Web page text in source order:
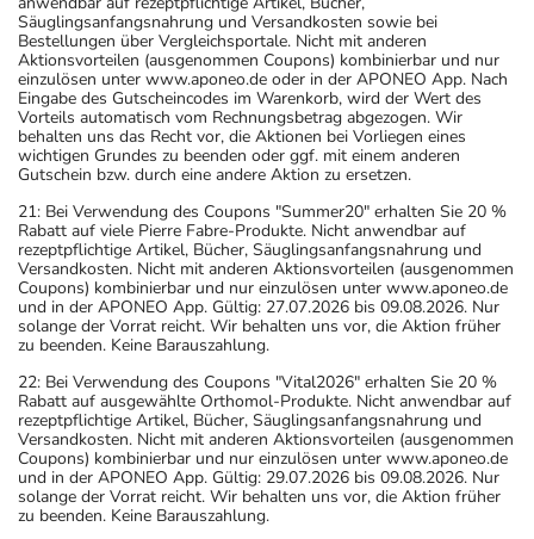
Säuglingsanfangsnahrung und Versandkosten sowie bei
Bestellungen über Vergleichsportale. Nicht mit anderen
Aktionsvorteilen (ausgenommen Coupons) kombinierbar und nur
einzulösen unter www.aponeo.de oder in der APONEO App. Nach
Eingabe des Gutscheincodes im Warenkorb, wird der Wert des
Vorteils automatisch vom Rechnungsbetrag abgezogen. Wir
behalten uns das Recht vor, die Aktionen bei Vorliegen eines
wichtigen Grundes zu beenden oder ggf. mit einem anderen
Gutschein bzw. durch eine andere Aktion zu ersetzen.
21: Bei Verwendung des Coupons "Summer20" erhalten Sie 20 %
Rabatt auf viele Pierre Fabre-Produkte. Nicht anwendbar auf
rezeptpflichtige Artikel, Bücher, Säuglingsanfangsnahrung und
Versandkosten. Nicht mit anderen Aktionsvorteilen (ausgenommen
Coupons) kombinierbar und nur einzulösen unter www.aponeo.de
und in der APONEO App. Gültig: 27.07.2026 bis 09.08.2026. Nur
solange der Vorrat reicht. Wir behalten uns vor, die Aktion früher
zu beenden. Keine Barauszahlung.
22: Bei Verwendung des Coupons "Vital2026" erhalten Sie 20 %
Rabatt auf ausgewählte Orthomol-Produkte. Nicht anwendbar auf
rezeptpflichtige Artikel, Bücher, Säuglingsanfangsnahrung und
Versandkosten. Nicht mit anderen Aktionsvorteilen (ausgenommen
Coupons) kombinierbar und nur einzulösen unter www.aponeo.de
und in der APONEO App. Gültig: 29.07.2026 bis 09.08.2026. Nur
solange der Vorrat reicht. Wir behalten uns vor, die Aktion früher
zu beenden. Keine Barauszahlung.